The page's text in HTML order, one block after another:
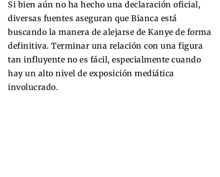
Si bien aún no ha hecho una declaración oficial,
diversas fuentes aseguran que Bianca está
buscando la manera de alejarse de Kanye de forma
definitiva. Terminar una relación con una figura
tan influyente no es fácil, especialmente cuando
hay un alto nivel de exposición mediática
involucrado.